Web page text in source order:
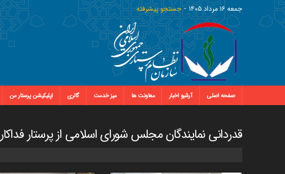
جمعه ١٦ مرداد ١٤٠٥ جستجو پیشرفته
صفحه اصلی آرشیو اخبار معاونت ها میز خدمت گالری اپلیکیشن پرستار من
قدردانی نمایندگان مجلس شورای اسلامی از پرستار فداکار